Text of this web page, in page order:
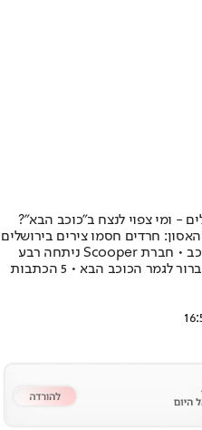
- ומי צפוי לנצח ב"כוכב הבא"?
חרדים חסמו צירים בירושלים
ובני ברק, מפגין נפצע קשה מפגיעת רכב • חברת Scooper ניתחה רבע
מיליון אינטראקציות ומצאה פייבוריט ברור לגמר הכוכב הבא • 5 הכתבות